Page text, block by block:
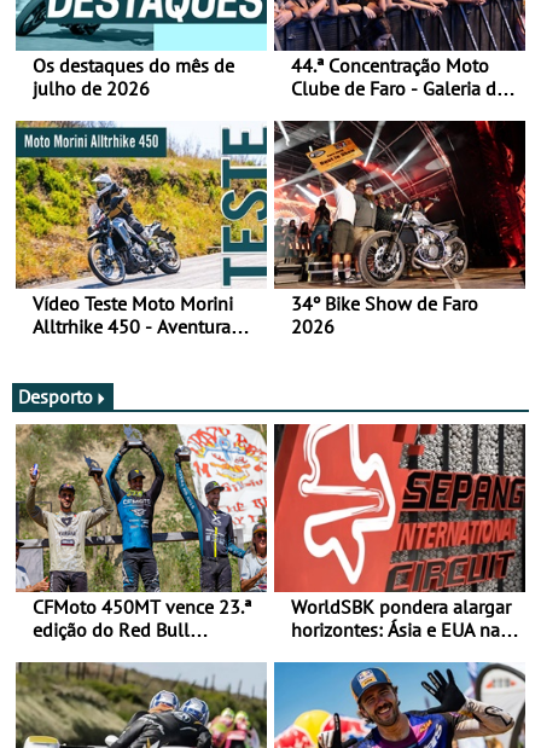
Os destaques do mês de
julho de 2026
44.ª Concentração Moto
Clube de Faro - Galeria de
Vídeo Teste Moto Morini
Alltrhike 450 - Aventura
34º Bike Show de Faro
2026
Desporto
CFMoto 450MT vence 23.ª
edição do Red Bull
Categorias Adventure -
Vitória na Ultimate, Core e
Lite
WorldSBK pondera alargar
horizontes: Ásia e EUA na